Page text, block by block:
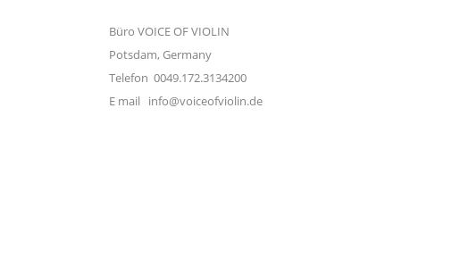
Büro VOICE OF VIOLIN
Potsdam, Germany
Telefon 0049.172.3134200
E mail info@voiceofviolin.de